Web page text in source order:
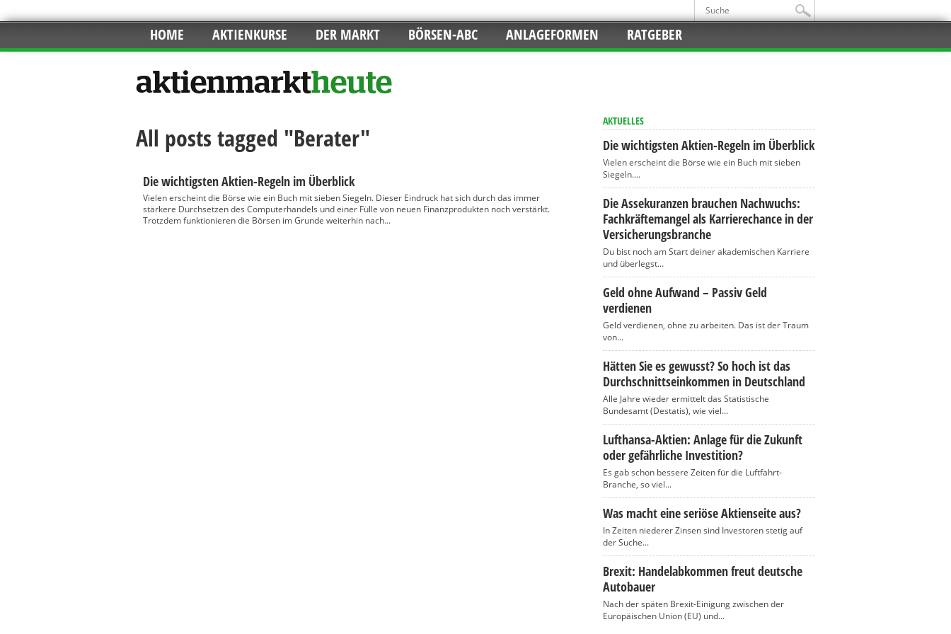
HOME AKTIENKURSE DER MARKT BÖRSEN-ABC ANLAGEFORMEN RATGEBER
All posts tagged "Berater"
Die wichtigsten Aktien-Regeln im Überblick
Vielen erscheint die Börse wie ein Buch mit sieben Siegeln. Dieser Eindruck hat sich durch das immer
stärkere Durchsetzen des Computerhandels und einer Fülle von neuen Finanzprodukten noch verstärkt.
Trotzdem funktionieren die Börsen im Grunde weiterhin nach...
AKTUELLES
Die wichtigsten Aktien-Regeln im Überblick
Vielen erscheint die Börse wie ein Buch mit sieben
Siegeln....
Die Assekuranzen brauchen Nachwuchs:
Fachkräftemangel als Karrierechance in der
Versicherungsbranche
Du bist noch am Start deiner akademischen Karriere
und überlegst...
Geld ohne Aufwand – Passiv Geld
verdienen
Geld verdienen, ohne zu arbeiten. Das ist der Traum
von...
Hätten Sie es gewusst? So hoch ist das
Durchschnittseinkommen in Deutschland
Alle Jahre wieder ermittelt das Statistische
Bundesamt (Destatis), wie viel...
Lufthansa-Aktien: Anlage für die Zukunft
oder gefährliche Investition?
Es gab schon bessere Zeiten für die Luftfahrt-
Branche, so viel...
Was macht eine seriöse Aktienseite aus?
In Zeiten niederer Zinsen sind Investoren stetig auf
der Suche...
Brexit: Handelabkommen freut deutsche
Autobauer
Nach der späten Brexit-Einigung zwischen der
Europäischen Union (EU) und...